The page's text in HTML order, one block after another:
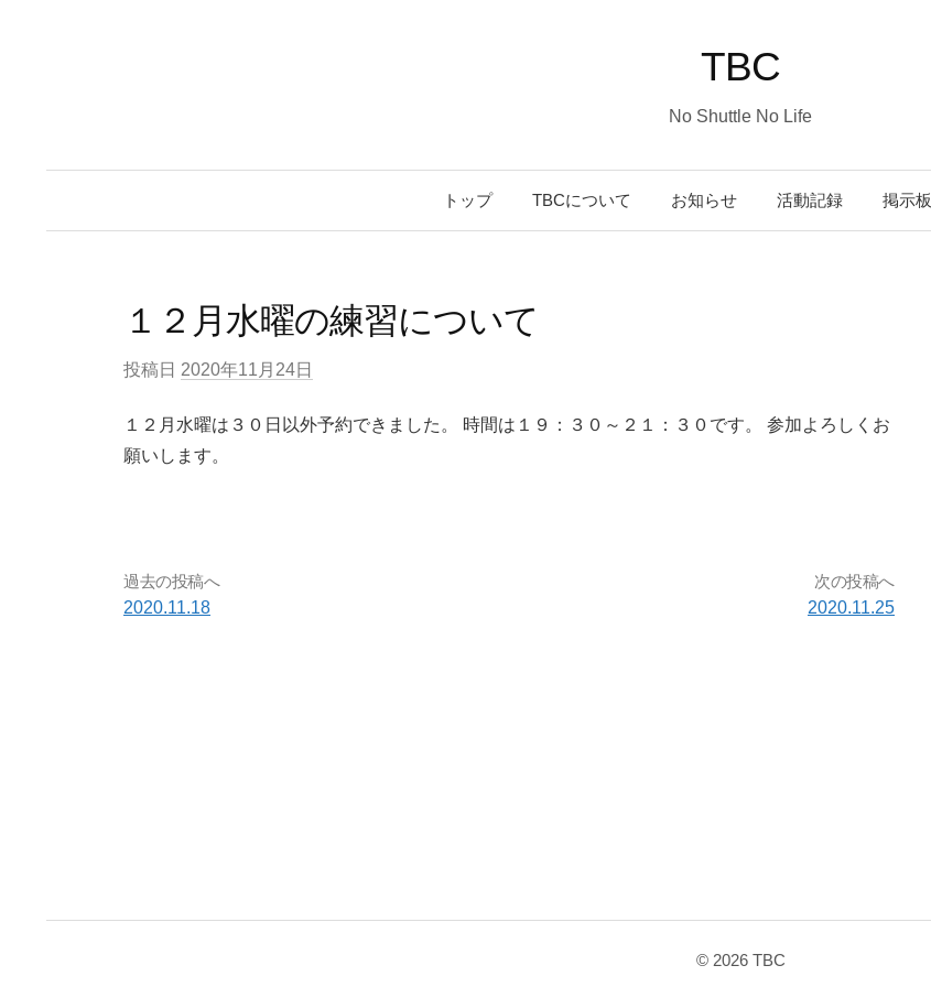
TBC
No Shuttle No Life
ツ
トップ TBCについて お知らせ 活動記録 掲示板
１２月水曜の練習について
投稿日 2020年11月24日
１２月水曜は３０日以外予約できました。 時間は１９：３０～２１：３０です。 参加よろしくお
願いします。
過去の投稿へ
2020.11.18
次の投稿へ
2020.11.25
© 2026 TBC